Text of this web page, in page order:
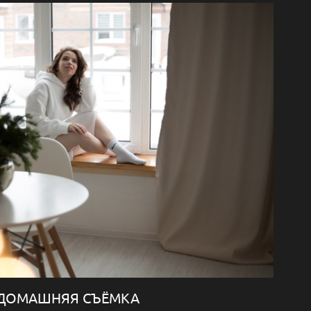
СЪЁМКА